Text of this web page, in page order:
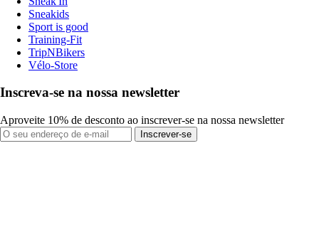
Sneakids
Sport is good
Training-Fit
TripNBikers
Vélo-Store
Inscreva-se na nossa newsletter
Aproveite 10% de desconto ao inscrever-se na nossa newsletter
Inscrever-se